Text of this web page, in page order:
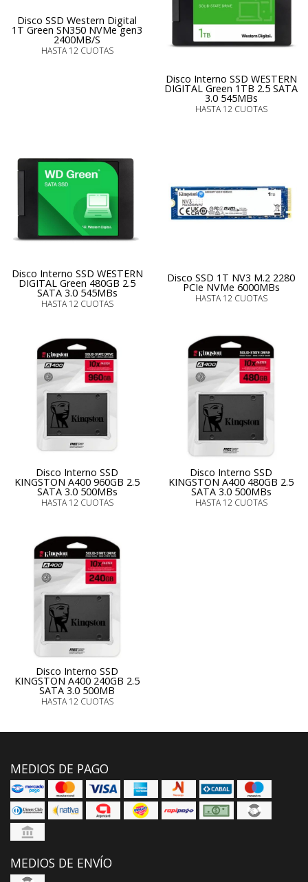
Disco SSD Western Digital
1T Green SN350 NVMe gen3
2400MB/S
HASTA 12 CUOTAS
Disco Interno SSD WESTERN
DIGITAL Green 1TB 2.5 SATA
3.0 545MBs
HASTA 12 CUOTAS
Disco Interno SSD WESTERN
DIGITAL Green 480GB 2.5
SATA 3.0 545MBs
HASTA 12 CUOTAS
Disco SSD 1T NV3 M.2 2280
PCIe NVMe 6000MBs
HASTA 12 CUOTAS
Disco Interno SSD
KINGSTON A400 960GB 2.5
SATA 3.0 500MBs
HASTA 12 CUOTAS
Disco Interno SSD
KINGSTON A400 480GB 2.5
SATA 3.0 500MBs
HASTA 12 CUOTAS
Disco Interno SSD
KINGSTON A400 240GB 2.5
SATA 3.0 500MB
HASTA 12 CUOTAS
MEDIOS DE PAGO
MEDIOS DE ENVÍO